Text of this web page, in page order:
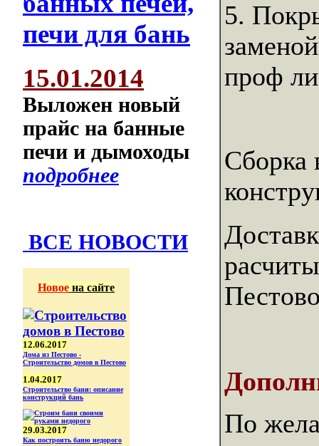
15.01.2014
Выложен новый
прайс на банные
печи и дымоходы
подробнее
ВСЕ НОВОСТИ
Новое на сайте
12.06.2017
Дома из Пестово -
Строительство домов в Пестово
1.04.2017
Строительство бани: описание
конструкций бань
29.03.2017
Как построить баню недорого
5.
проф
Сборка
По